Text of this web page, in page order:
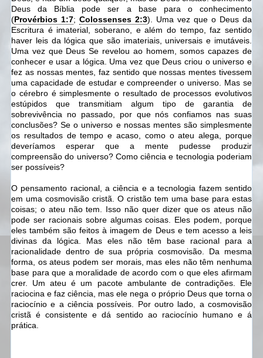
Deus da Bíblia pode ser a base para o conhecimento
(Provérbios 1:7; Colossenses 2:3). Uma vez que o Deus da
Escritura é imaterial, soberano, e além do tempo, faz sentido
haver leis da lógica que são imateriais, universais e imutáveis.
Uma vez que Deus Se revelou ao homem, somos capazes de
conhecer e usar a lógica. Uma vez que Deus criou o universo e
fez as nossas mentes, faz sentido que nossas mentes tivessem
uma capacidade de estudar e compreender o universo. Mas se
o cérebro é simplesmente o resultado de processos evolutivos
estúpidos que transmitiam algum tipo de garantia de
sobrevivência no passado, por que nós confiamos nas suas
conclusões? Se o universo e nossas mentes são simplesmente
os resultados de tempo e acaso, como o ateu alega, porque
deveríamos esperar que a mente pudesse produzir
compreensão do universo? Como ciência e tecnologia poderiam
ser possíveis?
O pensamento racional, a ciência e a tecnologia fazem sentido
em uma cosmovisão cristã. O cristão tem uma base para estas
coisas; o ateu não tem. Isso não quer dizer que os ateus não
pode ser racionais sobre algumas coisas. Eles podem, porque
eles também são feitos à imagem de Deus e tem acesso a leis
divinas da lógica. Mas eles não têm base racional para a
racionalidade dentro de sua própria cosmovisão. Da mesma
forma, os ateus podem ser morais, mas eles não têm nenhuma
base para que a moralidade de acordo com o que eles afirmam
crer. Um ateu é um pacote ambulante de contradições. Ele
raciocina e faz ciência, mas ele nega o próprio Deus que torna o
raciocínio e a ciência possíveis. Por outro lado, a cosmovisão
cristã é consistente e dá sentido ao raciocínio humano e á
prática.